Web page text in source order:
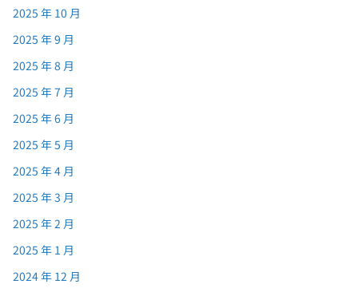
2025 年 10 月
2025 年 9 月
2025 年 8 月
2025 年 7 月
2025 年 6 月
2025 年 5 月
2025 年 4 月
2025 年 3 月
2025 年 2 月
2025 年 1 月
2024 年 12 月